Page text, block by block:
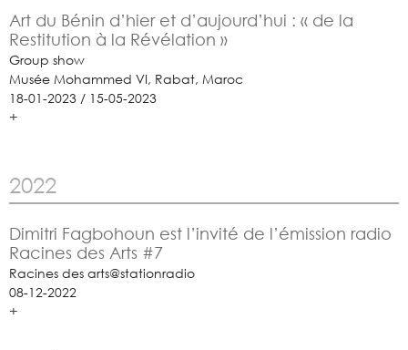
Art du Bénin d’hier et d’aujourd’hui : « de la
Restitution à la Révélation »
Group show
Musée Mohammed VI, Rabat, Maroc
18-01-2023 / 15-05-2023
+
2022
Dimitri Fagbohoun est l’invité de l’émission radio
Racines des Arts #7
Racines des arts@stationradio
08-12-2022
+